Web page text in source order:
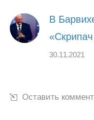
В
30.11.2021
Оставить